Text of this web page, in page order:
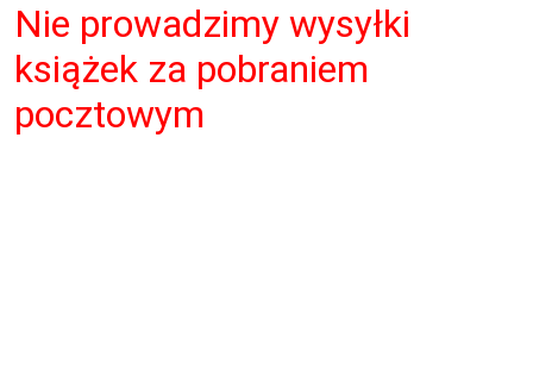
Nie prowadzimy wysyłki
książek za pobraniem
pocztowym